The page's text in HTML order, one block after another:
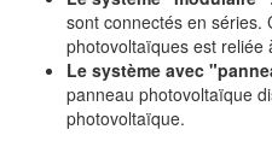
sont connectés en séries.
photovoltaïques est reliée
Le système avec
panneau photovoltaïque
photovoltaïque.